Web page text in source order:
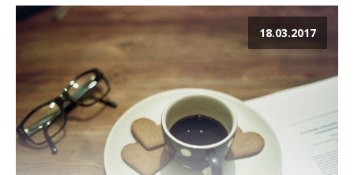
18.03.2017